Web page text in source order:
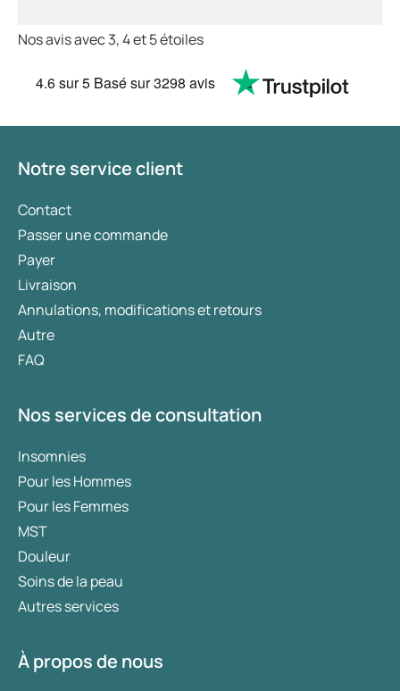
gonorrhoeae.
La gonorrhée provoque des inflammations des
organes génitaux, de l'anus et/ou de la gorge ;
Verruesgénitales. Ces verrues apparaissent
et sont causées par le virus HPV (virus du
Syphilis
transmissible débute par des ulcères sur les
organes génitaux. Elle est causée par la bactérie
Treponema pallidum ;
Trichomonas. Cette MST est due à un parasite
qui peut provoquer une inflammation du vagin,
s'installe dans les muqueuses. Ce virus reste à
l'effet de certains facteurs, comme le stress, les
menstruations ou une baisse des défenses
immunitaires ;
affaiblit le système immunitaire. Si cette MST
n'est pas traitée, elle peut évoluer vers le sida. Le
VIH se transmet non seulement par des rapports
sexuels non protégés, mais aussi par contact
d'aiguilles contaminées ;
Nos avis avec 3, 4 et 5 étoiles
4.6sur 5 Basé sur3298 avis
Notre service client
Contact
Passer une commande
Payer
Livraison
Annulations, modifications et retours
Autre
FAQ
Nos services de consultation
Insomnies
Pour les Hommes
Pour les Femmes
MST
Douleur
Soins de la peau
Autres services
À propos de nous